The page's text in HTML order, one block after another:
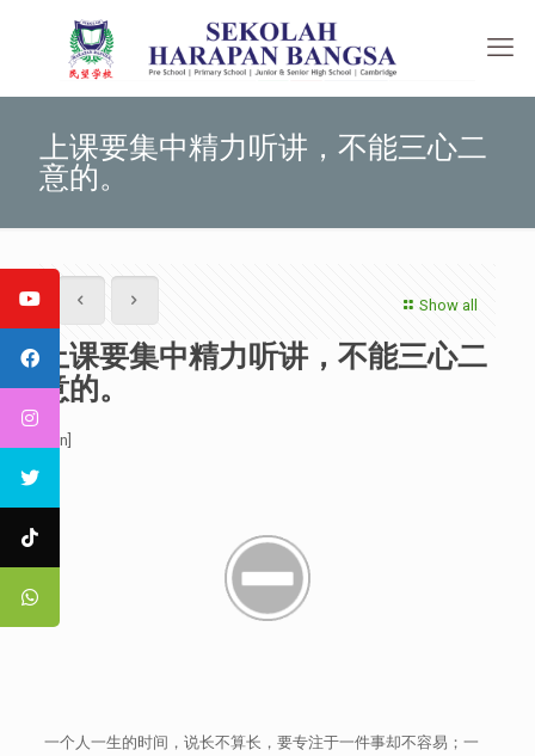
上课要集中精力听讲，不能三心二
意的。
Show all
上课要集中精力听讲，不能三心二
意的。
[:en]
一个人一生的时间，说长不算长，要专注于一件事却不容易；一